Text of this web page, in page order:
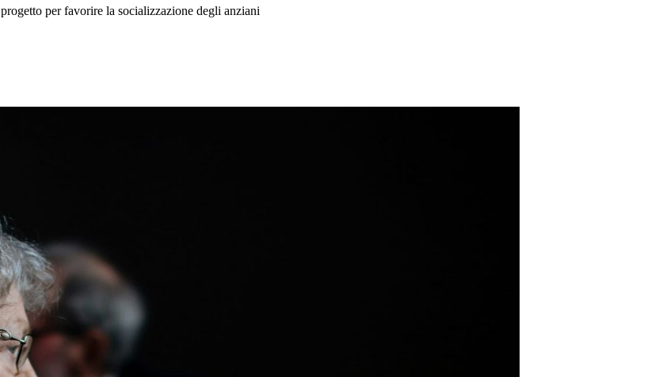
per favorire la socializzazione degli anziani